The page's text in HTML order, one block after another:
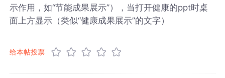
示作用，如“节能成果展示”），当打开健康的ppt时桌
面上方显示（类似“健康成果展示”的文字）
给本帖投票